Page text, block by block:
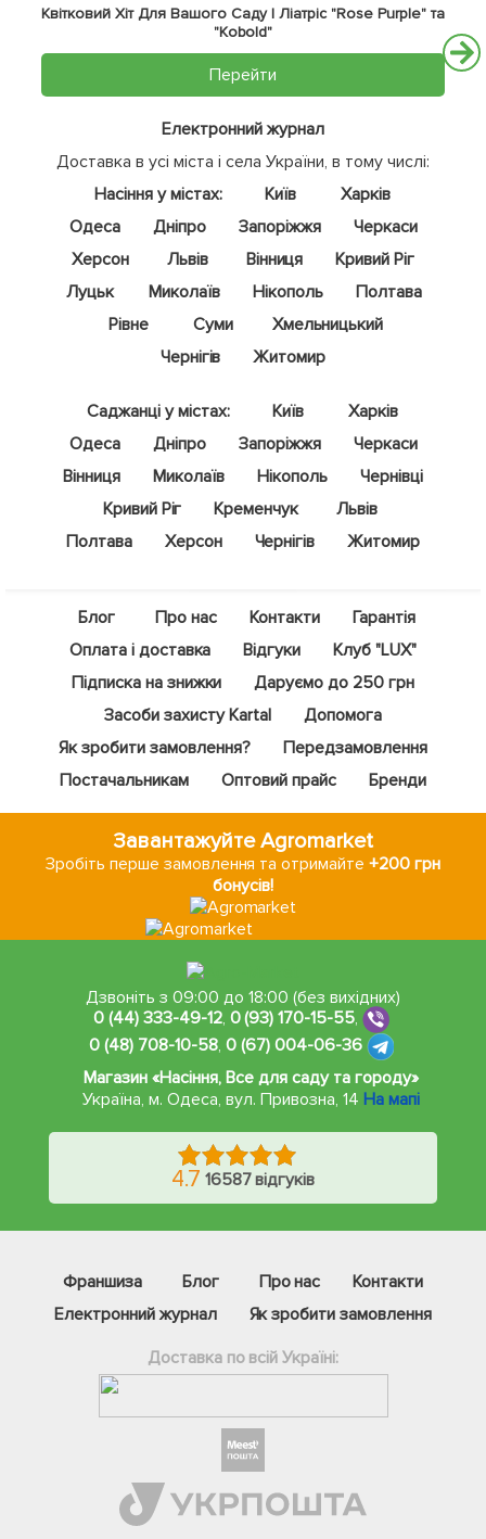
Квітковий Хіт Для Вашого Саду | Ліатріс "Rose Purple" та
"Kobold"
Перейти
Електронний журнал
Доставка в усі міста і села України, в тому числі:
Насіння у містах:
Київ
Харків
Одеса
Дніпро Запоріжжя
Черкаси
Херсон
Львів Вінниця
Кривий Ріг
Луцьк
Миколаїв Нікополь
Полтава
Рівне
Суми
Хмельницький
Чернігів
Житомир
Саджанці у містах: Київ
Харків
Одеса
Дніпро Запоріжжя
Черкаси
Вінниця
Миколаїв Нікополь
Чернівці
Кривий Ріг
Кременчук
Львів
Полтава
Херсон Чернігів Житомир
Блог Про нас Контакти
Гарантія
Оплата і доставка
Відгуки
Клуб "LUX"
Підписка на знижки
Даруємо до 250 грн
Засоби захисту Kartal
Допомога
Як зробити замовлення?
Передзамовлення
Постачальникам
Оптовий прайс Бренди
Завантажуйте Agromarket
Зробіть перше замовлення та отримайте+200 грн
бонусів!
Дзвоніть з 09:00 до 18:00 (без вихідних)
0 (44) 333-49-12, 0 (93) 170-15-55,
0 (48) 708-10-58, 0 (67) 004-06-36
Магазин «Насіння, Все для саду та городу»
Україна, м. Одеса,вул. Привозна, 14 На мапі
4.7 16587 відгуків
Франшиза Блог Про нас
Контакти
Електронний журнал
Як зробити замовлення
Доставка по всій Україні:
Телеграм